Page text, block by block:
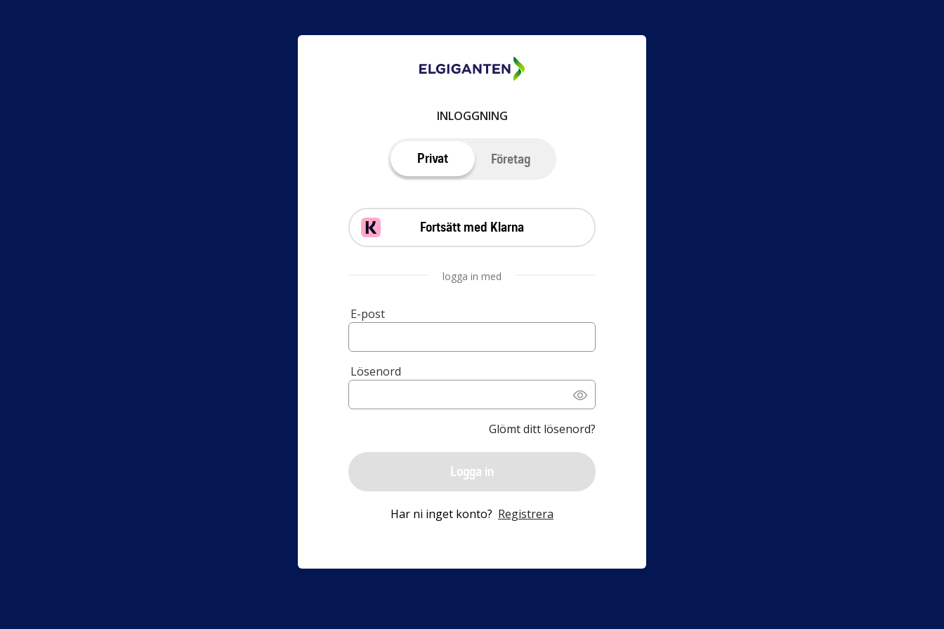
INLOGGNING
Privat Företag
Fortsätt med Klarna
logga in med
E-post
Lösenord
Glömt ditt lösenord?
Logga in
Har ni inget konto? Registrera